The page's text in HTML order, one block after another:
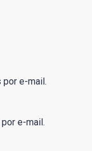
e-mail.
e-mail.